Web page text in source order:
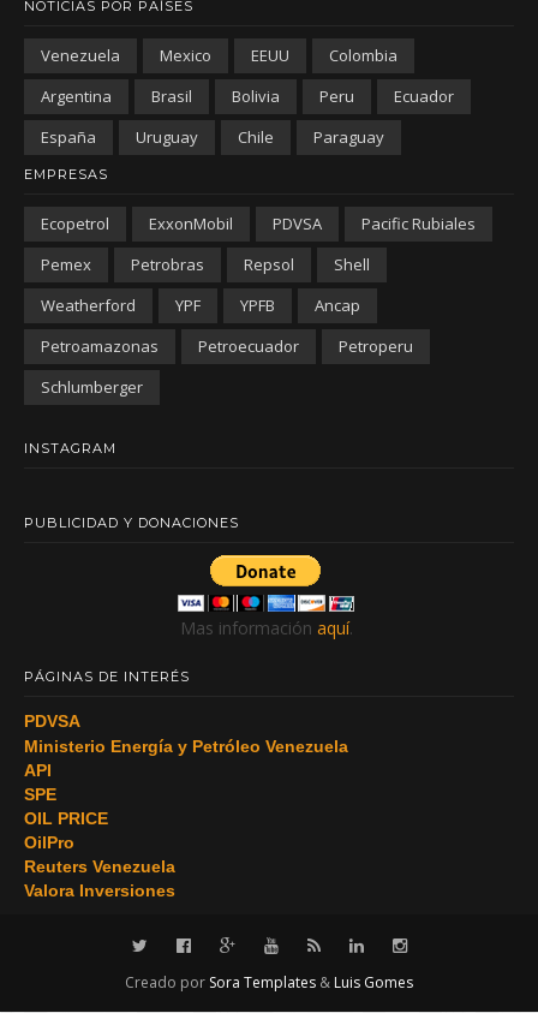
NOTICIAS POR PAÍSES
Venezuela Mexico EEUU
Colombia
Argentina
Brasil Bolivia Peru
Ecuador
España
Uruguay Chile Paraguay
EMPRESAS
Ecopetrol ExxonMobil PDVSA
Pacific Rubiales
Pemex
Petrobras Repsol
Shell
Weatherford
YPF YPFB
Ancap
Petroamazonas
Petroecuador
Petroperu
Schlumberger
INSTAGRAM
PUBLICIDAD Y DONACIONES
Mas información aquí.
PÁGINAS DE INTERÉS
PDVSA
Ministerio Energía y Petróleo Venezuela
API
SPE
OIL PRICE
OilPro
Reuters Venezuela
Valora Inversiones
Creado por Sora Templates & Luis Gomes